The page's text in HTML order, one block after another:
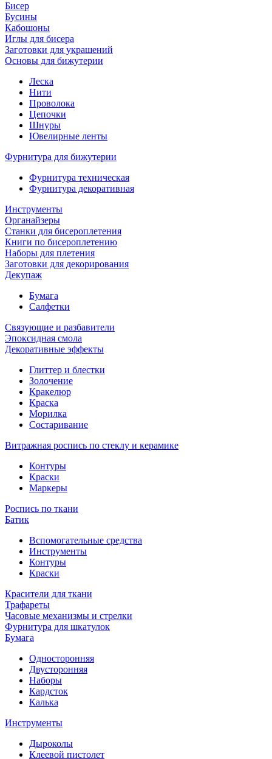
Бисер
Бусины
Кабошоны
Иглы для бисера
Заготовки для украшений
Основы для бижутерии
Леска
Нити
Проволока
Цепочки
Шнуры
Ювелирные ленты
Фурнитура для бижутерии
Фурнитура техническая
Фурнитура декоративная
Инструменты
Органайзеры
Станки для бисероплетения
Книги по бисероплетению
Наборы для плетения
Заготовки для декорирования
Декупаж
Бумага
Салфетки
Связующие и разбавители
Эпоксидная смола
Декоративные эффекты
Глиттер и блестки
Золочение
Кракелюр
Краска
Морилка
Состаривание
Витражная роспись по стеклу и керамике
Контуры
Краски
Маркеры
Роспись по ткани
Батик
Вспомогательные средства
Инструменты
Контуры
Краски
Красители для ткани
Трафареты
Часовые механизмы и стрелки
Фурнитура для шкатулок
Бумага
Односторонняя
Двусторонняя
Наборы
Кардсток
Калька
Инструменты
Дыроколы
Клеевой пистолет